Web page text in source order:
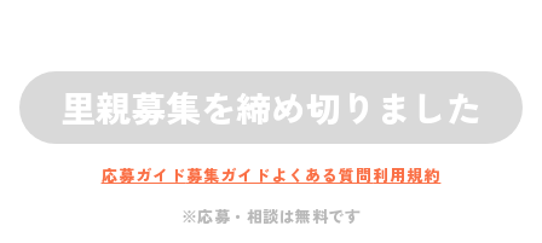
里親募集を締め切りました
応募ガイド募集ガイド よくある質問利用規約
※応募・相談は無料です